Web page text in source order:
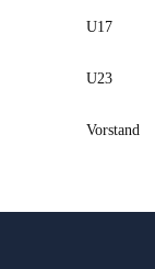
U17
U23
Vorstand